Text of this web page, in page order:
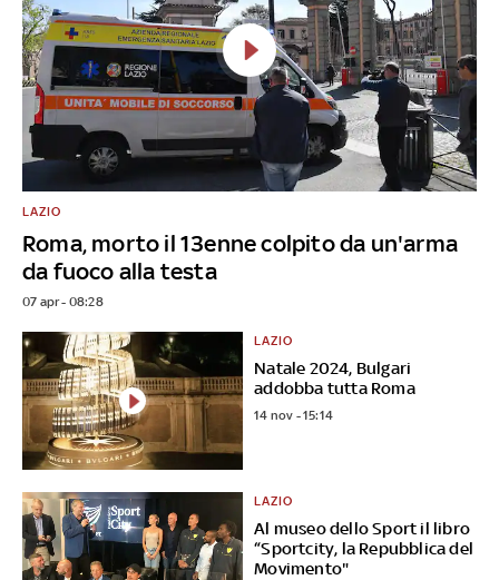
Roma, morto il 13enne colpito da un'arma
da fuoco alla testa
LAZIO
07 apr - 08:28
Natale 2024, Bulgari
addobba tutta Roma
LAZIO
14 nov - 15:14
Al museo dello Sport il libro
“Sportcity, la Repubblica del
Movimento"
LAZIO